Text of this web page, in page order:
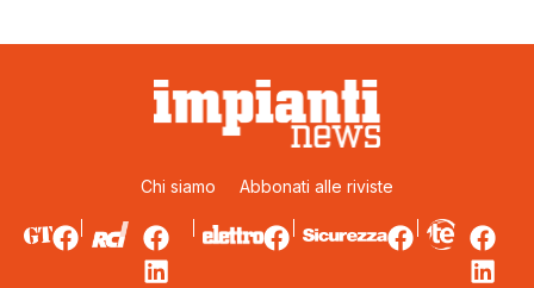
Chi siamo Abbonati alle riviste